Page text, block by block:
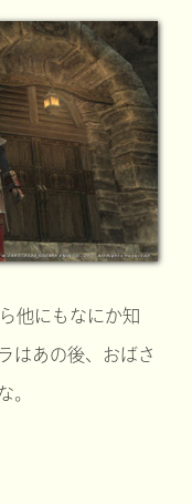
他にもなにか知
はあの後、おばさ
。